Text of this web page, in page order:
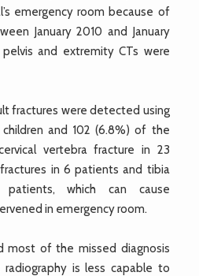
emergency room because of
January 2010 and January
and extremity CTs were
fractures were detected using
and 102 (6.8%) of the
vertebra fracture in 23
in 6 patients and tibia
which can cause
in emergency room.
most of the missed diagnosis
is less capable to